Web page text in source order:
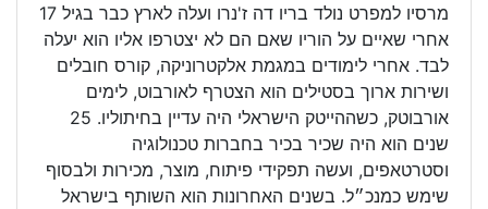
מרסיו למפרט נולד בריו דה ז'נרו ועלה לארץ כבר בגיל 17
אחרי שאיים על הוריו שאם הם לא יצטרפו אליו הוא יעלה
לבד. אחרי לימודים במגמת אלקטרוניקה, קורס חובלים
ושירות ארוך בסטילים הוא הצטרף לאורבוט, לימים
אורבוטק, כשההייטק הישראלי היה עדיין בחיתוליו. 25
שנים הוא היה שכיר בכיר בחברות טכנולוגיה
וסטרטאפים, ועשה תפקידי פיתוח, מוצר, מכירות ולבסוף
שימש כמנכ״ל. בשנים האחרונות הוא השותף בישראל